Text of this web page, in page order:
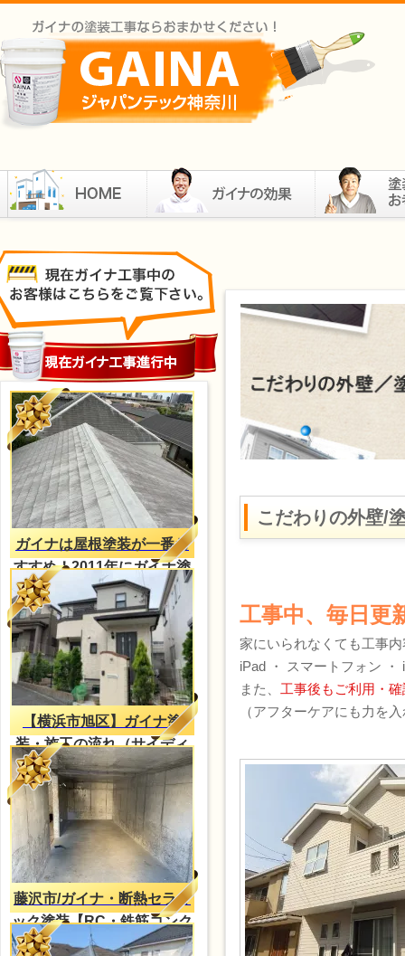
ガイナは屋根塗装が一番お
すすめ！2011年にガイナ塗
装・2023年再塗装（H様
邸）
【横浜市旭区】ガイナ塗
装・施工の流れ（サイディ
ング外壁）
藤沢市/ガイナ・断熱セラミ
ック塗装【RC・鉄筋コンク
リートの結露対策】
こだわりの外壁/
工事中、毎日更
家にいられなくても工事
iPad ・ スマートフォン
また、 工事後もご利用・確
（アフターケアにも力を